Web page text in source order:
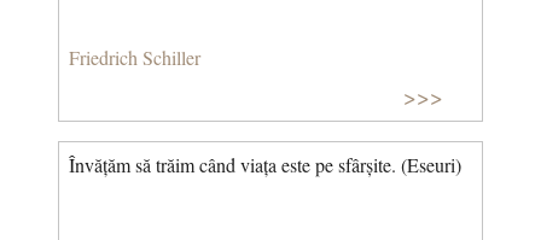
Friedrich Schiller
>>>
Învățăm să trăim când viața este pe sfârșite. (Eseuri)